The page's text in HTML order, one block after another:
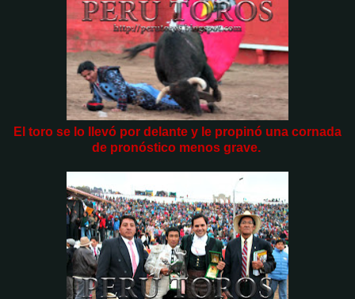
El toro se lo llevó por delante y le propinó una cornada
de pronóstico menos grave.